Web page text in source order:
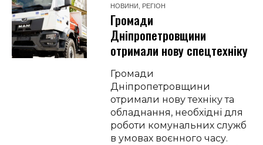
НОВИНИ
РЕГІОН
Громади
Дніпропетровщини
отримали нову спецтехніку
Громади
Дніпропетровщини
отримали нову техніку та
обладнання, необхідні для
роботи комунальних служб
в умовах воєнного часу.